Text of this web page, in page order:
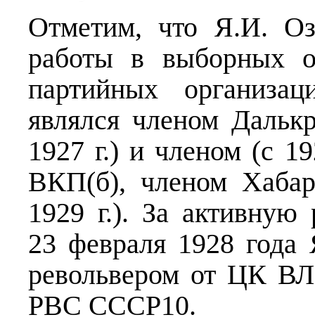
Отметим, что Я.И.
работы в выборных
партийных
являлся членом
1927 г.) и членом (с
ВКП(б), членом
1929 г.). За активную
23 февраля 1928
револьвером от ЦК
РВС СССР10.